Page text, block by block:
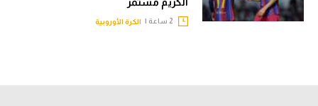
الكرة الأوروبية